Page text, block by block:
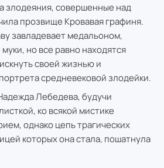
злодеяния, совершенные над
прозвище Кровавая графиня.
завладевает медальоном,
но все равно находятся
своей жизнью и
средневековой злодейки.
Лебедева, будучи
ко всякой мистике
однако цепь трагических
которых она стала, пошатнула